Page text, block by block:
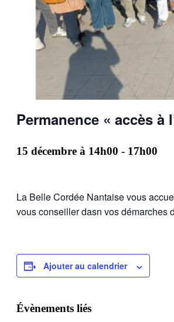
Permanence « accès à
15 décembre à 14h00 - 17h00
La Belle Cordée Nantaise vous
vous conseiller dasn vos démarches
Ajouter au calendrier
Évènements liés